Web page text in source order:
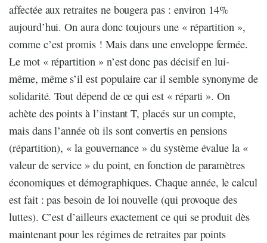
affectée aux retraites ne bougera pas : environ 14%
aujourd’hui. On aura donc toujours une « répartition »,
comme c’est promis ! Mais dans une enveloppe fermée.
Le mot « répartition » n’est donc pas décisif en lui-
même, même s’il est populaire car il semble synonyme de
solidarité. Tout dépend de ce qui est « réparti ». On
achète des points à l’instant T, placés sur un compte,
mais dans l’année où ils sont convertis en pensions
(répartition), « la gouvernance » du système évalue la «
valeur de service » du point, en fonction de paramètres
économiques et démographiques. Chaque année, le calcul
est fait : pas besoin de loi nouvelle (qui provoque des
luttes). C’est d’ailleurs exactement ce qui se produit dès
maintenant pour les régimes de retraites par points